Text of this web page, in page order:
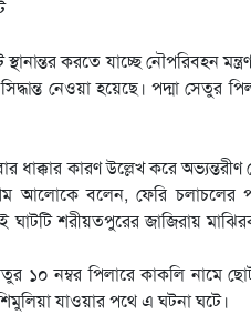
করতে যাচ্ছে নৌপরিবহন
নেওয়া হয়েছে। পদ্মা সেতুর
ধাক্কার কারণ উল্লেখ করে
বলেন, ফেরি চলাচলের
এই ঘাটটি শরীয়তপুরের জাজিরায়
১০ নম্বর পিলারে কাকলি নামে
যাওয়ার পথে এ ঘটনা ঘটে।